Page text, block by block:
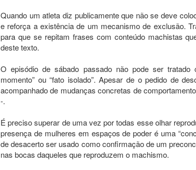
Quando um atleta diz publicamente que não se deve
e reforça a existência de um mecanismo de exclusão.
para que se repitam frases com conteúdo machistas
deste texto.
O episódio de sábado passado não pode ser tratado
momento” ou “fato isolado”. Apesar de o pedido de
acompanhado de mudanças concretas de
-.
É preciso superar de uma vez por todas esse olhar
presença de mulheres em espaços de poder é uma
de desacerto ser usado como confirmação de um
nas bocas daqueles que reproduzem o machismo.